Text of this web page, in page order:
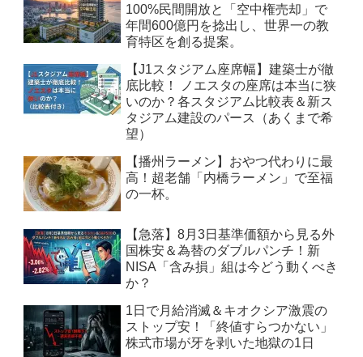
100%民間開放と「空中権売却」で
年間600億円を捻出し、世界一の教
育特区を創る提案。
【J1スタジアム座席幅】建築士が徹
底比較！ ノエスタの座席は本当に狭
いのか？各スタジアム比較表＆新ス
タジアム建設のパース（あくまで希
望）
【播州ラーメン】おやつ代わりに最
高！超老舗「内橋ラーメン」で至福
の一杯。
【急落】8月3日基準価額から見る外
国株安＆為替のダブルパンチ！新
NISA「含み損」組は今どう動くべき
か？
1日で月給消滅＆キオクシア激震の
ストップ安！「終値すらつかない」
株式市場が牙を剥いた地獄の1日